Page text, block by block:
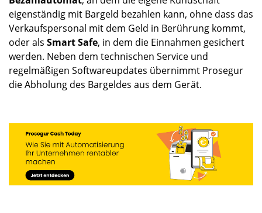
eigenständig mit Bargeld bezahlen kann, ohne dass das
Verkaufspersonal mit dem Geld in Berührung kommt,
oder als Smart Safe, in dem die Einnahmen gesichert
werden. Neben dem technischen Service und
regelmäßigen Softwareupdates übernimmt Prosegur
die Abholung des Bargeldes aus dem Gerät.